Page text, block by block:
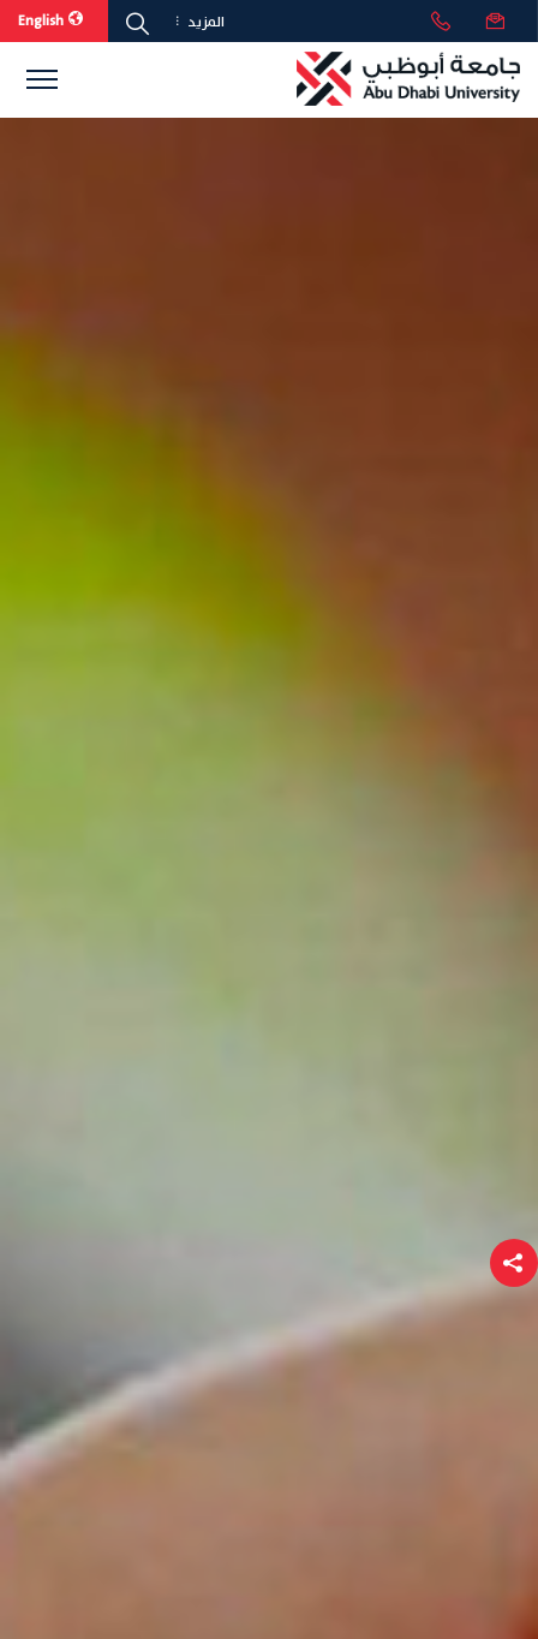
المزيد